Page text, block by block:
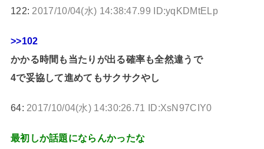
122: 2017/10/04(水) 14:38:47.99 ID:yqKDMtELp
>>102
かかる時間も当たりが出る確率も全然違うで
4で妥協して進めてもサクサクやし
64: 2017/10/04(水) 14:30:26.71 ID:XsN97CIY0
最初しか話題にならんかったな